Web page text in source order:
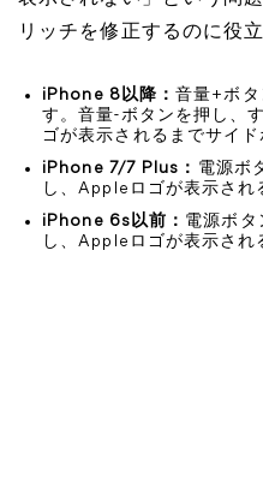
リッチを修正するのに役
iPhone 8以降：音量+ボタ
す。音量-ボタンを押し、
ゴが表示されるまでサイ
iPhone 7/7 Plus： 電源ボ
し、Appleロゴが表示され
iPhone 6s以前： 電源ボタ
し、Appleロゴが表示され